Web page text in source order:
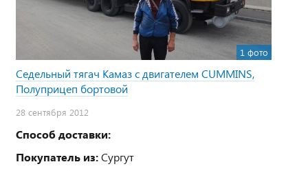
1 фото
Седельный тягач Камаз с двигателем CUMMINS,
Полуприцеп бортовой
28 сентября 2012
Способ доставки:
Покупатель из:Сургут